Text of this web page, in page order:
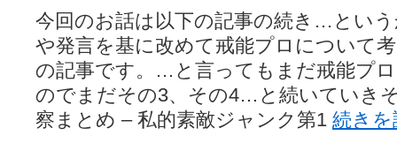
電波天文学 - 咲-Saki- / BOOTH (15:19)
Powered by livedoor 相互RSS
今回のお話は以下の記事の続き…とい
や発言を基に改めて戒能プロについて
の記事です。…と言ってもまだ戒能プ
のでまだその3、その4…と続いていき
察まとめ – 私的素敵ジャンク第1 続き